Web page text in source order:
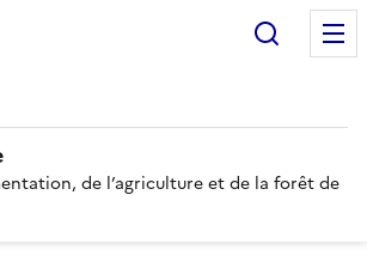
de l’agriculture et de la forêt de